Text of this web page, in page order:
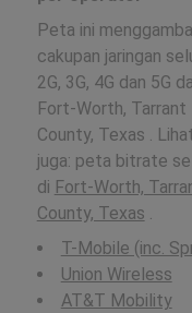
Peta ini
cakupan jaringan
2G, 3G, 4G dan 5G
Fort-Worth, Tarrant
County, Texas .
juga: peta bitrate
di Fort-Worth,
County, Texas .
T-Mobile (inc.
Union Wireless
AT&T Mobility